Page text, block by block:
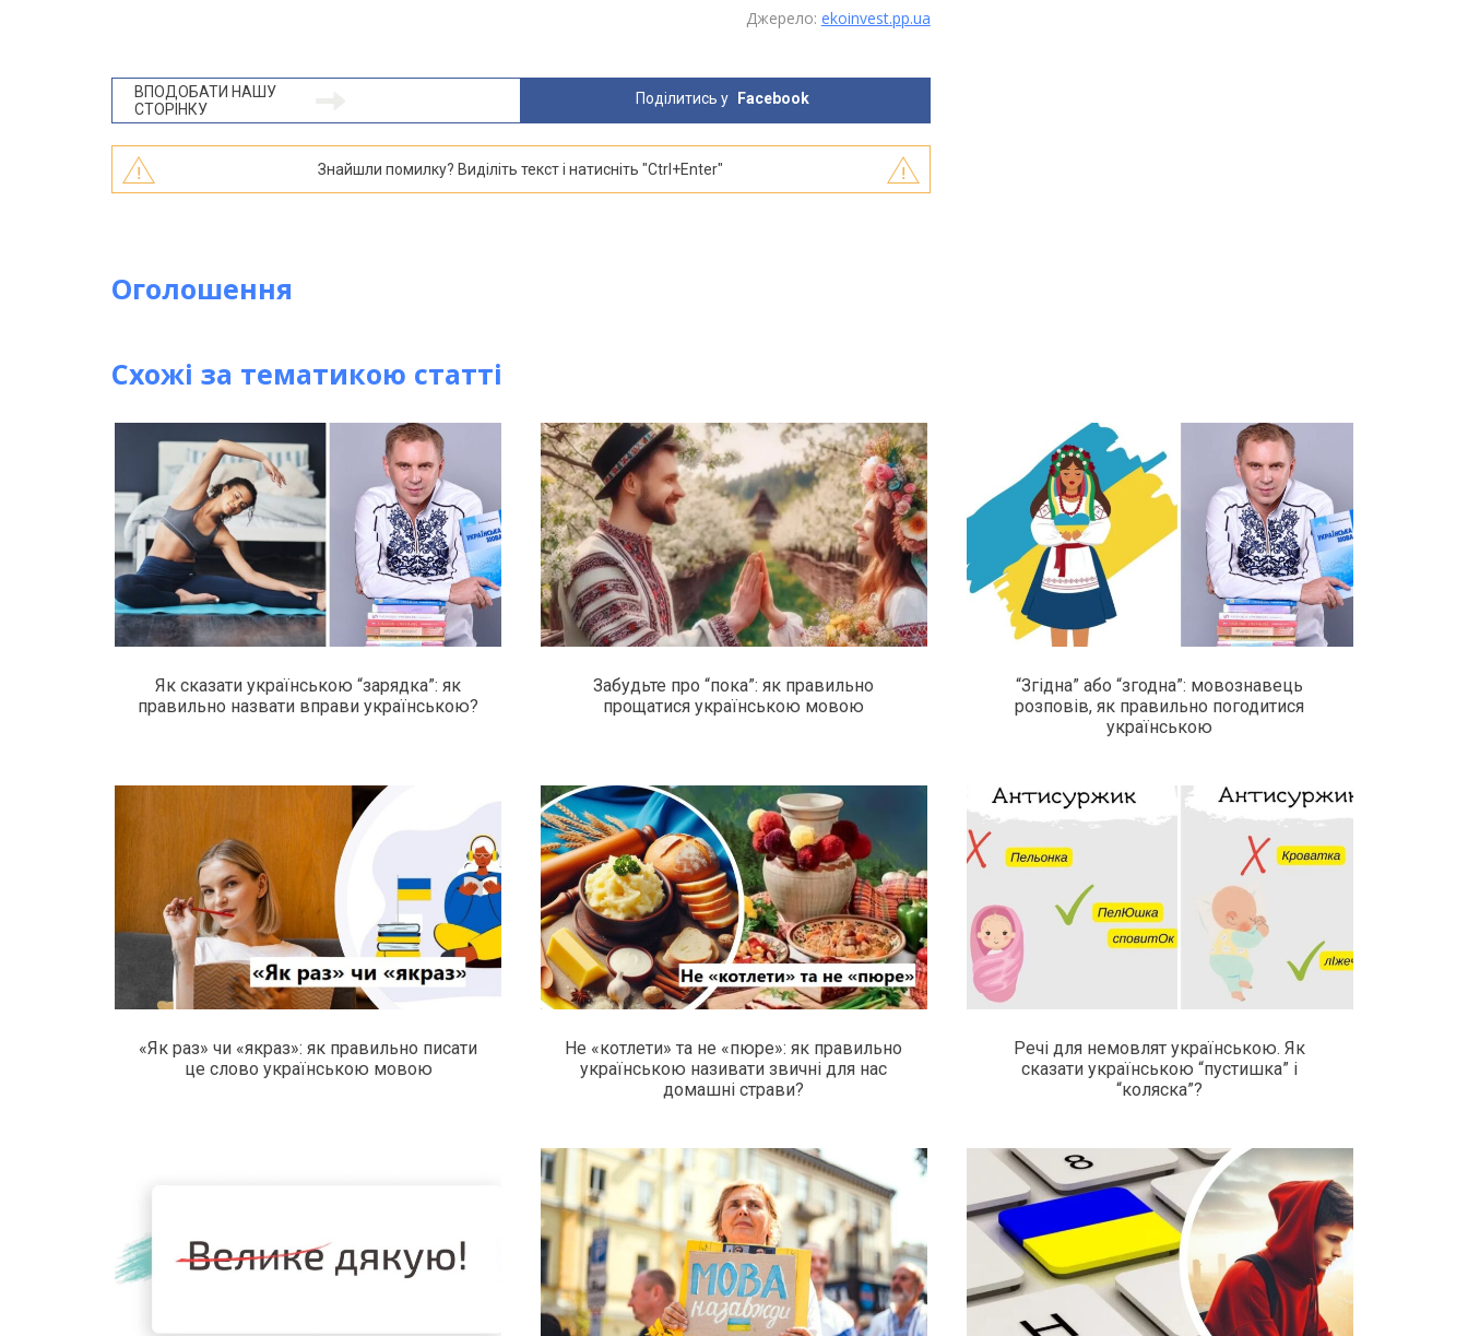
Джерело: ekoinvest.pp.ua
ВПОДОБАТИ НАШУ
СТОРІНКУ
Поділитись у Facebook
Знайшли помилку? Виділіть текст і натисніть "Ctrl+Enter"
Оголошення
Схожі за тематикою статті
Як сказати українською “зарядка”: як
правильно назвати вправи українською?
Забудьте про “пока”: як правильно
прощатися українською мовою
“Згідна” або “згодна”: мовознавець
розповів, як правильно погодитися
українською
«Як раз» чи «якраз»: як правильно писати
це слово українською мовою
Не «котлети» та не «пюре»: як правильно
українською називати звичні для нас
домашні страви?
Речі для немовлят українською. Як
сказати українською “пустишка” і
“коляска”?